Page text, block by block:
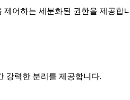
제어하는 세분화된 권한을 제공합
강력한 분리를 제공합니다.